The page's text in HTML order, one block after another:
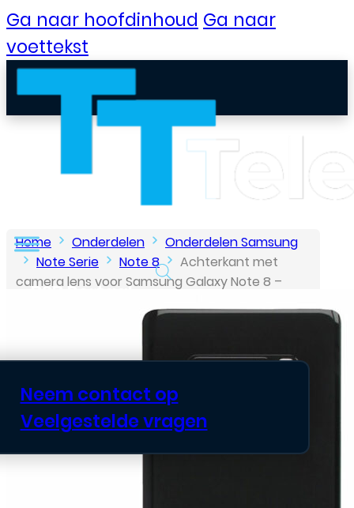
Ga naar hoofdinhoud Ga naar
voettekst
B2B Portaal
Klantenservice
Neem contact op
Veelgestelde vragen
Home Onderdelen
Onderdelen Samsung
Note Serie
Note 8
Achterkant met
camera lens voor Samsung Galaxy Note 8 –